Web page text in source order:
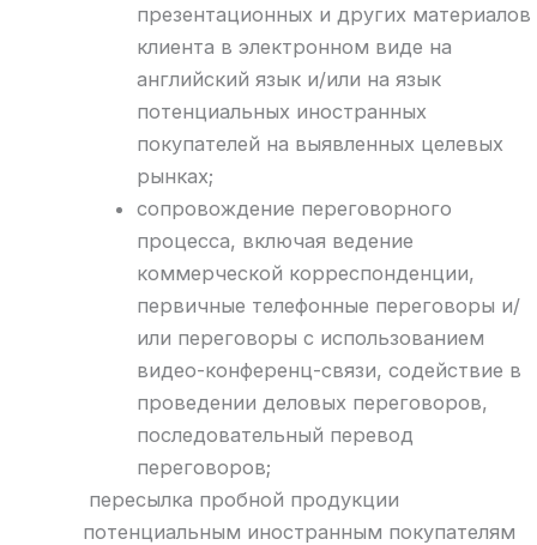
презентационных и других материалов
клиента в электронном виде на
английский язык и/или на язык
потенциальных иностранных
покупателей на выявленных целевых
рынках;
сопровождение переговорного
процесса, включая ведение
коммерческой корреспонденции,
первичные телефонные переговоры и/
или переговоры с использованием
видео-конференц-связи, содействие в
проведении деловых переговоров,
последовательный перевод
переговоров;
пересылка пробной продукции
потенциальным иностранным покупателям